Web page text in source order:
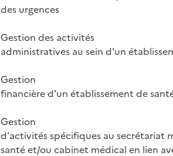
des urgences
Gestion des activités
administratives au sein d'un
Gestion
financière d'un établissement de
Gestion
d'activités spécifiques au secrétariat
santé et/ou cabinet médical en lien